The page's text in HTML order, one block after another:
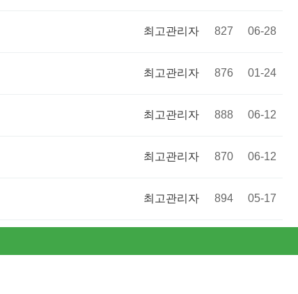
최고관리자 827 06-28
최고관리자 876 01-24
최고관리자 888 06-12
최고관리자 870 06-12
최고관리자 894 05-17